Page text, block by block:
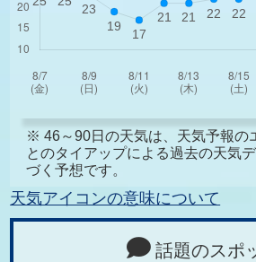
※ 46～90日の天気は、天気予報の
とのタイアップによる過去の天気
づく予想です。
天気アイコンの意味について
話題のスポ